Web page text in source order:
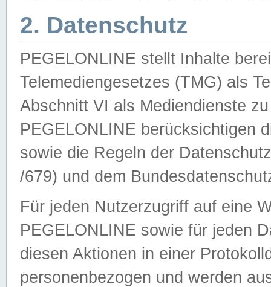
2. Datenschutz
PEGELONLINE stellt Inhalte
Telemediengesetzes (TMG) als
Abschnitt VI als Mediendienste
PEGELONLINE berücksichtigen
sowie die Regeln der
/679) und dem
Für jeden Nutzerzugriff auf eine
PEGELONLINE sowie für jeden
diesen Aktionen in einer
personenbezogen und werden